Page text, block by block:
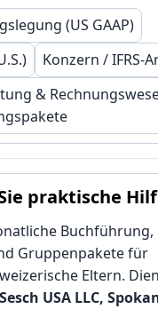
(US GAAP)
Konzern / IFRS-
&
praktische
Buchführung,
Gruppenpakete für
Eltern.
Sesch USA LLC,